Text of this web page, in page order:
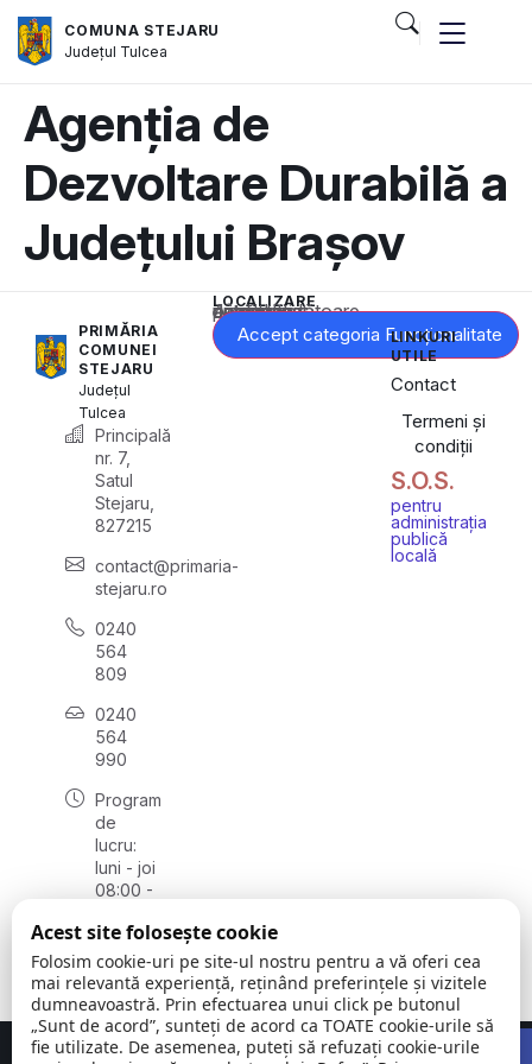
COMUNA STEJARU
Județul Tulcea
Agenția de
Dezvoltare Durabilă a
Județului Brașov
PRIMĂRIA
COMUNEI
STEJARU
Județul
Tulcea
Principală
nr. 7,
Satul
Stejaru,
827215
contact@primaria-
stejaru.ro
0240
564
809
0240
564
990
Program
de
lucru:
luni - joi
08:00 -
vineri
08:00 -
14:00
LOCALIZARE
Acest conținut este blocat până când acceptați categoria corespunzătoare de cookie-uri.
Accept categoria Funcționalitate
LINKURI
UTILE
Contact
Termeni și
condiții
S.O.S.
pentru
administrația
publică
locală
Acest site folosește cookie
Folosim cookie-uri pe site-ul nostru pentru a vă oferi cea
mai relevantă experiență, reținând preferințele și vizitele
dumneavoastră. Prin efectuarea unui click pe butonul
„Sunt de acord”, sunteți de acord ca TOATE cookie-urile să
fie utilizate. De asemenea, puteți să refuzați cookie-urile